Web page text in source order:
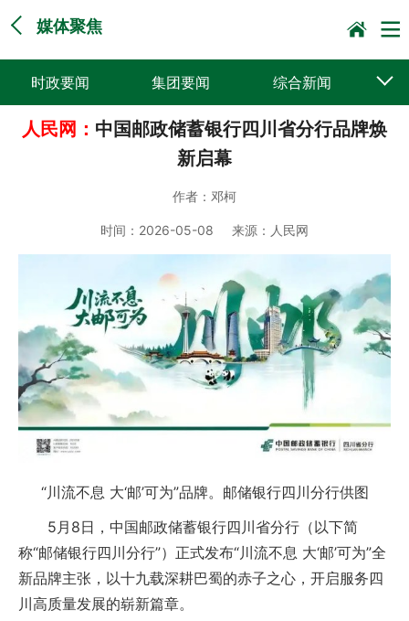
媒体聚焦
时政要闻 集团要闻 综合新闻
媒体聚焦 党建动态 普遍服务
人民网： 中国邮政储蓄银行四川省分行品牌焕
新启幕
作者： 邓柯
时间： 2026-05-08 来源： 人民网
“川流不息 大‘邮’可为”品牌。邮储银行四川分行供图
5月8日，中国邮政储蓄银行四川省分行（以下简
称“邮储银行四川分行”）正式发布“川流不息 大‘邮’可为”全
新品牌主张，以十九载深耕巴蜀的赤子之心，开启服务四
川高质量发展的崭新篇章。